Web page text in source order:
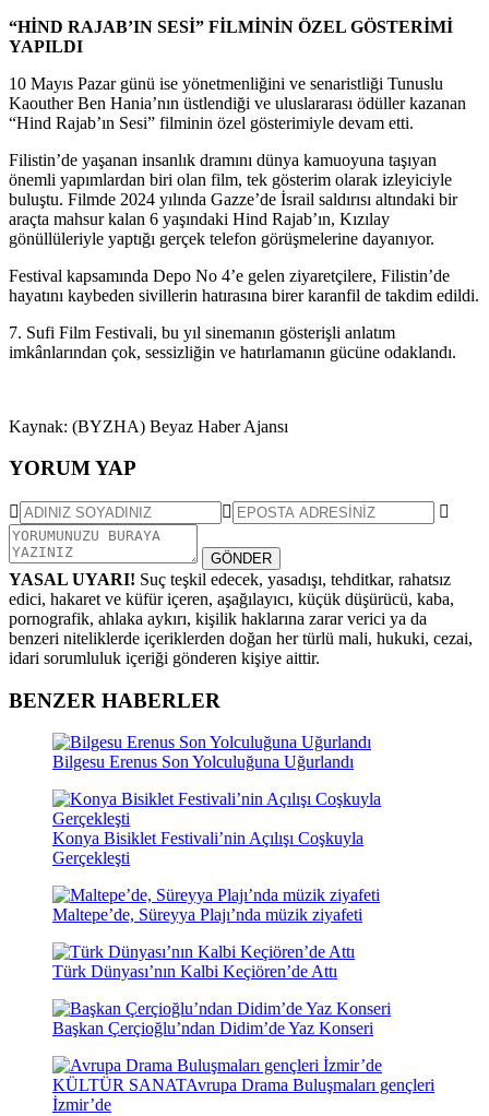
“HİND RAJAB’IN SESİ” FİLMİNİN ÖZEL GÖSTERİMİ
YAPILDI
10 Mayıs Pazar günü ise yönetmenliğini ve senaristliği Tunuslu
Kaouther Ben Hania’nın üstlendiği ve uluslararası ödüller kazanan
“Hind Rajab’ın Sesi” filminin özel gösterimiyle devam etti.
Filistin’de yaşanan insanlık dramını dünya kamuoyuna taşıyan
önemli yapımlardan biri olan film, tek gösterim olarak izleyiciyle
buluştu. Filmde 2024 yılında Gazze’de İsrail saldırısı altındaki bir
araçta mahsur kalan 6 yaşındaki Hind Rajab’ın, Kızılay
gönüllüleriyle yaptığı gerçek telefon görüşmelerine dayanıyor.
Festival kapsamında Depo No 4’e gelen ziyaretçilere, Filistin’de
hayatını kaybeden sivillerin hatırasına birer karanfil de takdim edildi.
7. Sufi Film Festivali, bu yıl sinemanın gösterişli anlatım
imkânlarından çok, sessizliğin ve hatırlamanın gücüne odaklandı.
Kaynak: (BYZHA) Beyaz Haber Ajansı
YORUM YAP
GÖNDER
YASAL UYARI! Suç teşkil edecek, yasadışı, tehditkar, rahatsız
edici, hakaret ve küfür içeren, aşağılayıcı, küçük düşürücü, kaba,
pornografik, ahlaka aykırı, kişilik haklarına zarar verici ya da
benzeri niteliklerde içeriklerden doğan her türlü mali, hukuki, cezai,
idari sorumluluk içeriği gönderen kişiye aittir.
BENZER HABERLER
Bilgesu Erenus Son Yolculuğuna Uğurlandı
Konya Bisiklet Festivali’nin Açılışı Coşkuyla
Gerçekleşti
Maltepe’de, Süreyya Plajı’nda müzik ziyafeti
Türk Dünyası’nın Kalbi Keçiören’de Attı
Başkan Çerçioğlu’ndan Didim’de Yaz Konseri
KÜLTÜR SANATAvrupa Drama Buluşmaları gençleri
İzmir’de